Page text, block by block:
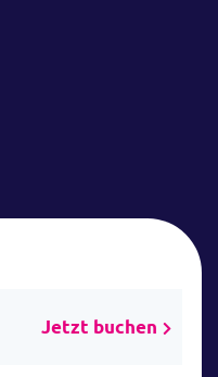
Jetzt buchen